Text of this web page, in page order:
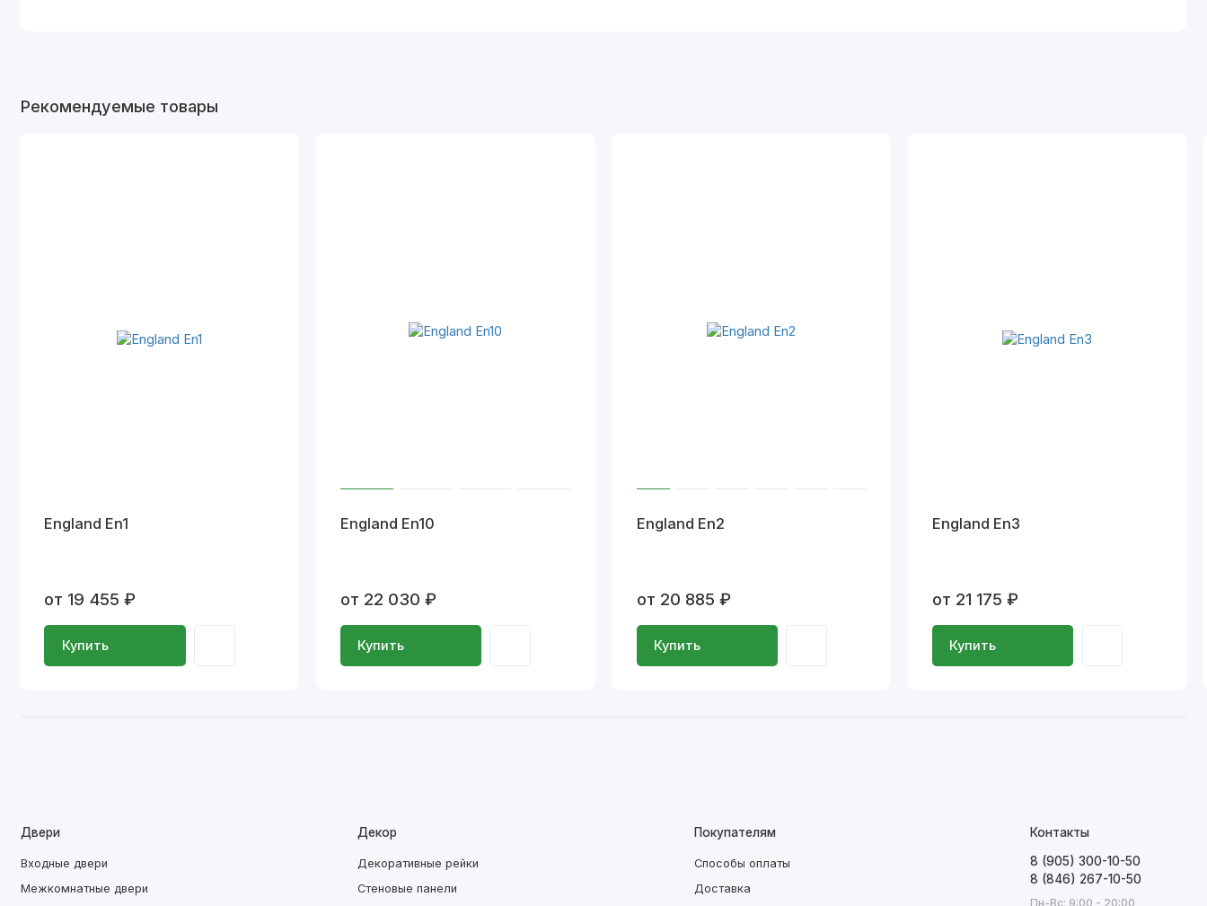
Рекомендуемые товары
England En1
от 19 455 ₽
Купить
England En10
от 22 030 ₽
Купить
England En2
от 20 885 ₽
Купить
England En3
от 21 175 ₽
Купить
Двери
Входные двери
Межкомнатные двери
Декор
Декоративные рейки
Стеновые панели
Покупателям
Способы оплаты
Доставка
Контакты
8 (905) 300-10-50
8 (846) 267-10-50
Пн-Вс: 9:00 - 20:00